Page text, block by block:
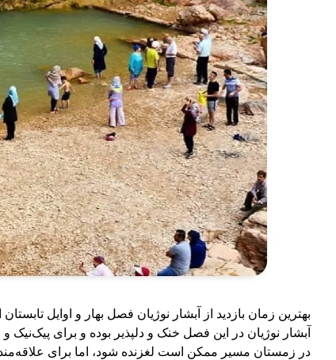
بهترین زمان بازدید از آبشار نوژیان فصل بهار و اوایل
آبشار نوژیان در این فصل خنک و دلپذیر بوده و برای
در زمستان مسیر ممکن است لغزنده شود، اما برای